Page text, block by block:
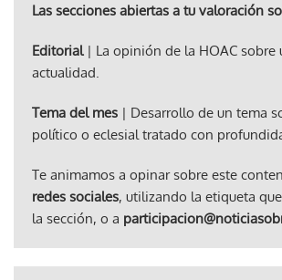
Las secciones abiertas a tu valoración
Editorial| La opinión de la HOAC sobre
actualidad.
Tema del mes | Desarrollo de un tema
político o eclesial tratado con
Te animamos a opinar sobre este
redes sociales, utilizando la etiqueta
la sección, o a